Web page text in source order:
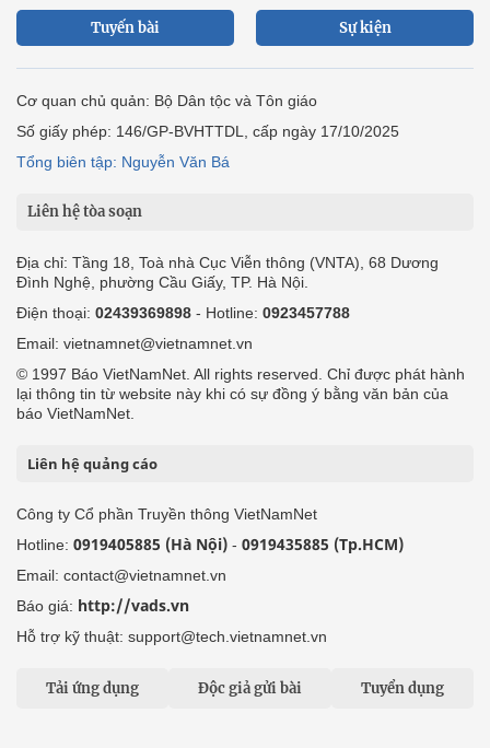
Tuyến bài Sự kiện
Cơ quan chủ quản: Bộ Dân tộc và Tôn giáo
Số giấy phép: 146/GP-BVHTTDL, cấp ngày 17/10/2025
Tổng biên tập: Nguyễn Văn Bá
Liên hệ tòa soạn
Địa chỉ: Tầng 18, Toà nhà Cục Viễn thông (VNTA), 68 Dương
Đình Nghệ, phường Cầu Giấy, TP. Hà Nội.
Điện thoại: 02439369898 - Hotline: 0923457788
Email: vietnamnet@vietnamnet.vn
© 1997 Báo VietNamNet. All rights reserved. Chỉ được phát hành
lại thông tin từ website này khi có sự đồng ý bằng văn bản của
báo VietNamNet.
Liên hệ quảng cáo
Công ty Cổ phần Truyền thông VietNamNet
Hotline: 0919405885 (Hà Nội) - 0919435885 (Tp.HCM)
Email: contact@vietnamnet.vn
Báo giá: http://vads.vn
Hỗ trợ kỹ thuật: support@tech.vietnamnet.vn
Tải ứng dụng Độc giả gửi bài Tuyển dụng